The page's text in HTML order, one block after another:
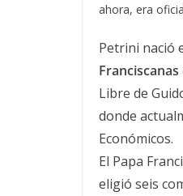
ahora, era
Petrini nació
Libre de
donde
Económicos.
El Papa
eligió seis